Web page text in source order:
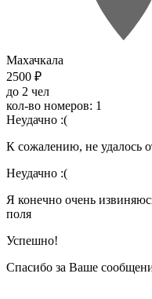
Махачкала
2500 ₽
до 2 чел
кол-во номеров: 1
Неудачно :(
К сожалению, не удалось
Неудачно :(
Я конечно очень
поля
Успешно!
Спасибо за Ваше